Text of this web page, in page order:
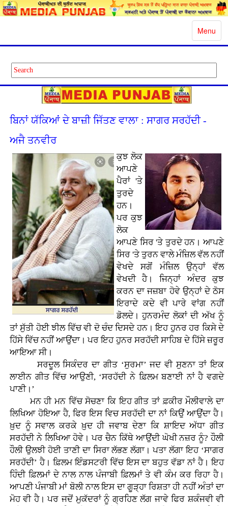
Toggle
Menu
ਬਿਨਾਂ ਯੱਕਿਆਂ ਦੇ ਬਾਜ਼ੀ ਜਿੱਤਣ ਵਾਲਾ : ਸਾਗਰ ਸਰਹੱਦੀ -
ਅਜੈ ਤਨਵੀਰ
ਕੁਝ ਲੋਕ
ਆਪਣੇ
ਪੈਰਾਂ 'ਤੇ
ਤੁਰਦੇ
ਹਨ।
ਪਰ ਕੁਝ
ਲੋਕ
ਆਪਣੇ ਸਿਰ 'ਤੇ ਤੁਰਦੇ ਹਨ। ਆਪਣੇ
ਸਿਰ 'ਤੇ ਤੁਰਨ ਵਾਲੇ ਮੰਜ਼ਿਲ ਵੱਲ ਨਹੀਂ
ਵੇਖਦੇ ਸਗੋਂ ਮੰਜ਼ਿਲ ਉਨ੍ਹਾਂ ਵੱਲ
ਵੇਖਦੀ ਹੈ। ਜਿਨ੍ਹਾਂ ਅੰਦਰ ਕੁਝ
ਕਰਨ ਦਾ ਜਜ਼ਬਾ ਹੋਵੇ ਉਨ੍ਹਾਂ ਦੇ ਠੋਸ
ਇਰਾਦੇ ਕਦੇ ਵੀ ਪਾਰੇ ਵਾਂਗ ਨਹੀਂ
ਡੋਲਦੇ। ਹੁਨਰਮੰਦ ਲੋਕਾਂ ਦੀ ਅੱਖ ਨੂੰ
ਤਾਂ ਸੁੱਤੀ ਹੋਈ ਝੀਲ ਵਿੱਚ ਵੀ ਦੋ ਚੰਦ ਦਿਸਦੇ ਹਨ। ਇਹ ਹੁਨਰ ਹਰ ਕਿਸੇ ਦੇ
ਹਿੱਸੇ ਵਿੱਚ ਨਹੀਂ ਆਉਂਦਾ। ਪਰ ਇਹ ਹੁਨਰ ਸਰਹੱਦੀ ਸਾਹਿਬ ਦੇ ਹਿੱਸੇ ਜ਼ਰੂਰ
ਆਇਆ ਸੀ।
ਸਰਦੂਲ ਸਿਕੰਦਰ ਦਾ ਗੀਤ ‘ਸੁਰਮਾ’ ਜਦ ਵੀ ਸੁਣਨਾ ਤਾਂ ਇਕ
ਲਾਈਨ ਗੀਤ ਵਿੱਚ ਆਉਣੀ, ‘ਸਰਹੱਦੀ ਨੇ ਫ਼ਿਲਮ ਬਣਾਈ ਨਾਂ ਹੈ ਵਗਦੇ
ਪਾਣੀ।’
ਮਨ ਹੀ ਮਨ ਵਿੱਚ ਸੋਚਣਾ ਕਿ ਇਹ ਗੀਤ ਤਾਂ ਫ਼ਕੀਰ ਮੌਲੀਵਾਲੇ ਦਾ
ਲਿਖਿਆ ਹੋਇਆ ਹੈ, ਫਿਰ ਇਸ ਵਿਚ ਸਰਹੱਦੀ ਦਾ ਨਾਂ ਕਿਉਂ ਆਉਂਦਾ ਹੈ।
ਖ਼ੁਦ ਨੂੰ ਸਵਾਲ ਕਰਕੇ ਖ਼ੁਦ ਹੀ ਜਵਾਬ ਦੇਣਾ ਕਿ ਸ਼ਾਇਦ ਅੱਧਾ ਗੀਤ
ਸਰਹੱਦੀ ਨੇ ਲਿਖਿਆ ਹੋਵੇ। ਪਰ ਚੈਨ ਕਿੱਥੇ ਆਉਂਦੀ ਘੋਖੀ ਨਜ਼ਰ ਨੂੰ? ਹੌਲੀ
ਹੌਲੀ ਉਲਝੀ ਹੋਈ ਤਾਣੀ ਦਾ ਸਿਰਾ ਲੱਭਣ ਲੱਗਾ। ਪਤਾ ਲੱਗਾ ਇਹ ‘ਸਾਗਰ
ਸਰਹੱਦੀ’ ਹੈ। ਫ਼ਿਲਮ ਇੰਡਸਟਰੀ ਵਿੱਚ ਇਸ ਦਾ ਬਹੁਤ ਵੱਡਾ ਨਾਂ ਹੈ। ਇਹ
ਹਿੰਦੀ ਫ਼ਿਲਮਾਂ ਦੇ ਨਾਲ ਨਾਲ ਪੰਜਾਬੀ ਫ਼ਿਲਮਾਂ ਤੇ ਵੀ ਕੰਮ ਕਰ ਰਿਹਾ ਹੈ।
ਆਪਣੀ ਪੰਜਾਬੀ ਮਾਂ ਬੋਲੀ ਨਾਲ ਇਸ ਦਾ ਗੂੜ੍ਹਾ ਰਿਸ਼ਤਾ ਹੀ ਨਹੀਂ ਅੰਤਾਂ ਦਾ
ਮੋਹ ਵੀ ਹੈ। ਪਰ ਜਦੋਂ ਮੁਕੱਦਰਾਂ ਨੂੰ ਗ੍ਰਹਿਣ ਲੱਗ ਜਾਵੇ ਫਿਰ ਸ਼ਕੰਜਵੀ ਵੀ